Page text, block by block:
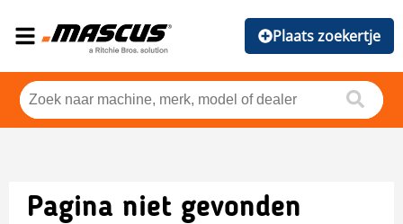
Plaats zoekertje
Pagina niet gevonden